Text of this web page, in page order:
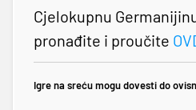
Cjelokupnu
pronađite i proučite
Igre na sreću mogu dovesti do